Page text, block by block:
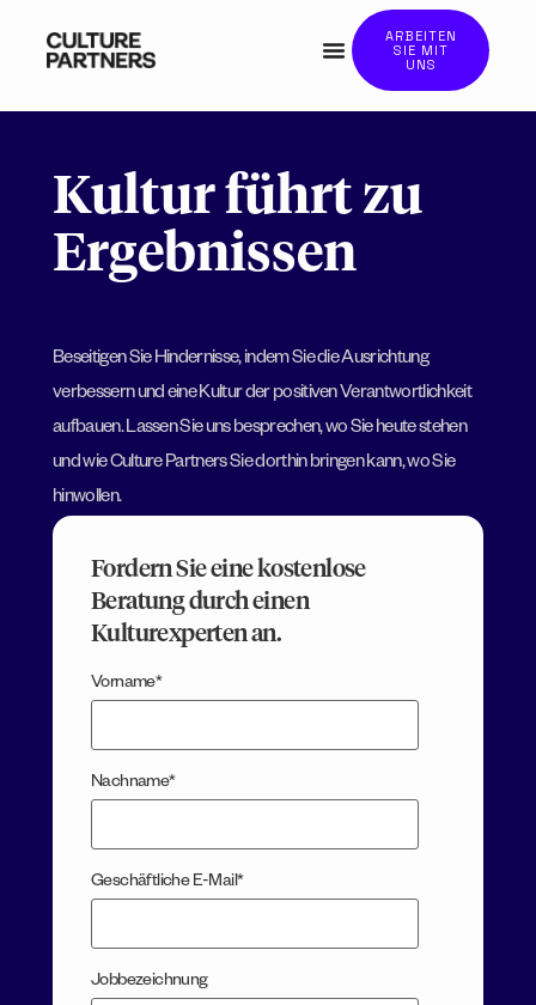
ARBEITEN
SIE MIT
UNS
Kultur führt zu
Ergebnissen
Beseitigen Sie Hindernisse, indem Sie die Ausrichtung
verbessern und eine Kultur der positiven Verantwortlichkeit
aufbauen. Lassen Sie uns besprechen, wo Sie heute stehen
und wie Culture Partners Sie dorthin bringen kann, wo Sie
hinwollen.
Fordern Sie eine kostenlose
Beratung durch einen
Kulturexperten an.
Vorname*
Nachname*
Geschäftliche E-Mail*
Jobbezeichnung